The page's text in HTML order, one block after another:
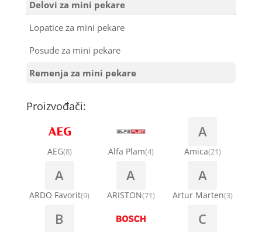
Šarke za veš mašine
Semerinzi
Kondenz creva
Kondenzatori za klima uređaje
Nosači za klimu
Ostali materijal za montažu klima uređaja
Ventilatori za rashladne vitrine
Delovi za mini pekare
Lopatice za mini pekare
Posude za mini pekare
Remenja za mini pekare
Proizvođači:
AEG(8) Alfa Plam(4)
A
Amica(21)
A
ARDO Favorit(9)
A
ARISTON(71)
A
Artur Marten(3)
B C